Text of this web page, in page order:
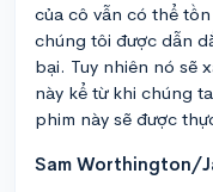
của cô vẫn có thể
chúng tôi được dẫn
bại. Tuy nhiên nó sẽ
này kể từ khi chúng
phim này sẽ được
Sam Worthington/